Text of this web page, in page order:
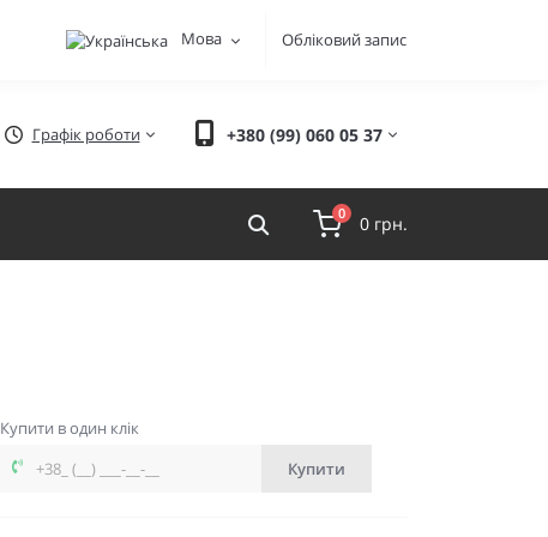
Мова Обліковий запис
Графік роботи +380 (99) 060 05 37
0 0 грн.
Купити в один клік
Купити